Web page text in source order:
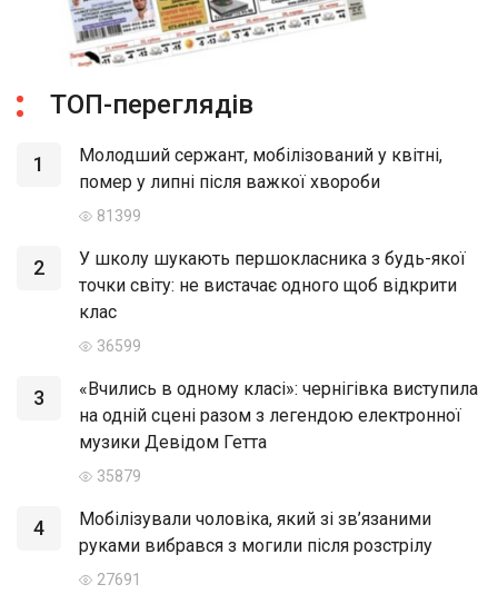
ТОП-переглядів
1
Молодший сержант, мобілізований у квітні,
помер у липні після важкої хвороби
81399
2
У школу шукають першокласника з будь-якої
точки світу: не вистачає одного щоб відкрити
клас
36599
3
«Вчились в одному класі»: чернігівка виступила
на одній сцені разом з легендою електронної
музики Девідом Гетта
35879
4
Мобілізували чоловіка, який зі зв’язаними
руками вибрався з могили після розстрілу
27691